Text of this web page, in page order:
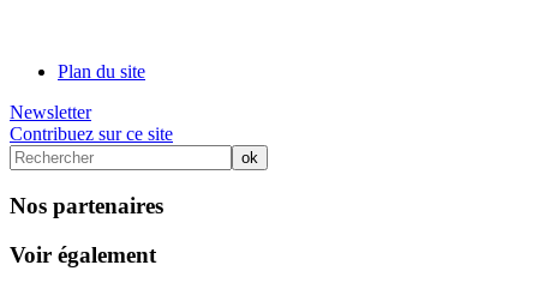
Plan du site
Newsletter
Contribuez sur ce site
Nos partenaires
Voir également